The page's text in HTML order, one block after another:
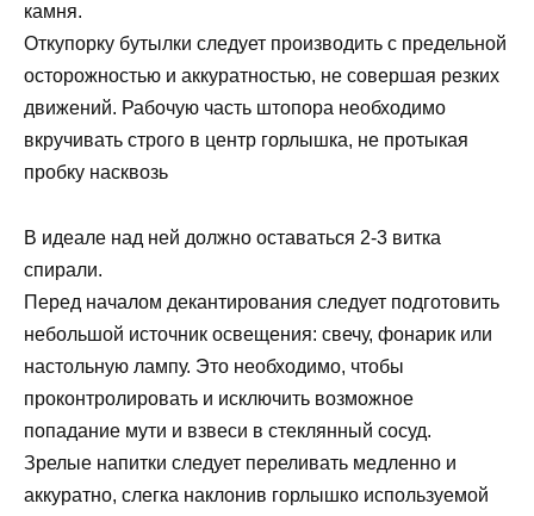
камня.
Откупорку бутылки следует производить с предельной
осторожностью и аккуратностью, не совершая резких
движений. Рабочую часть штопора необходимо
вкручивать строго в центр горлышка, не протыкая
пробку насквозь
В идеале над ней должно оставаться 2-3 витка
спирали.
Перед началом декантирования следует подготовить
небольшой источник освещения: свечу, фонарик или
настольную лампу. Это необходимо, чтобы
проконтролировать и исключить возможное
попадание мути и взвеси в стеклянный сосуд.
Зрелые напитки следует переливать медленно и
аккуратно, слегка наклонив горлышко используемой